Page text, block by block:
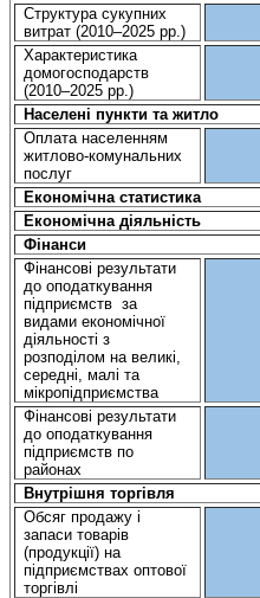
Структура сукупних
витрат(2010–2025 рр.)
Характеристика
домогосподарств
(2010–2025 рр.)
Населені пунктита житло
Оплата населенням
житлово-комунальних
послуг
Економічна статистика
Економічна діяльність
Фінанси
Фінансові результати
до оподаткування
підприємств за
видами економічної
діяльності з
розподілом на великі,
середні, малі та
мікропідприємства
Фінансові результати
до оподаткування
підприємствпо
районах
Внутрішня торгівля
Обсягпродажу і
запаси товарів
(продукції) на
підприємствах оптової
торгівлі